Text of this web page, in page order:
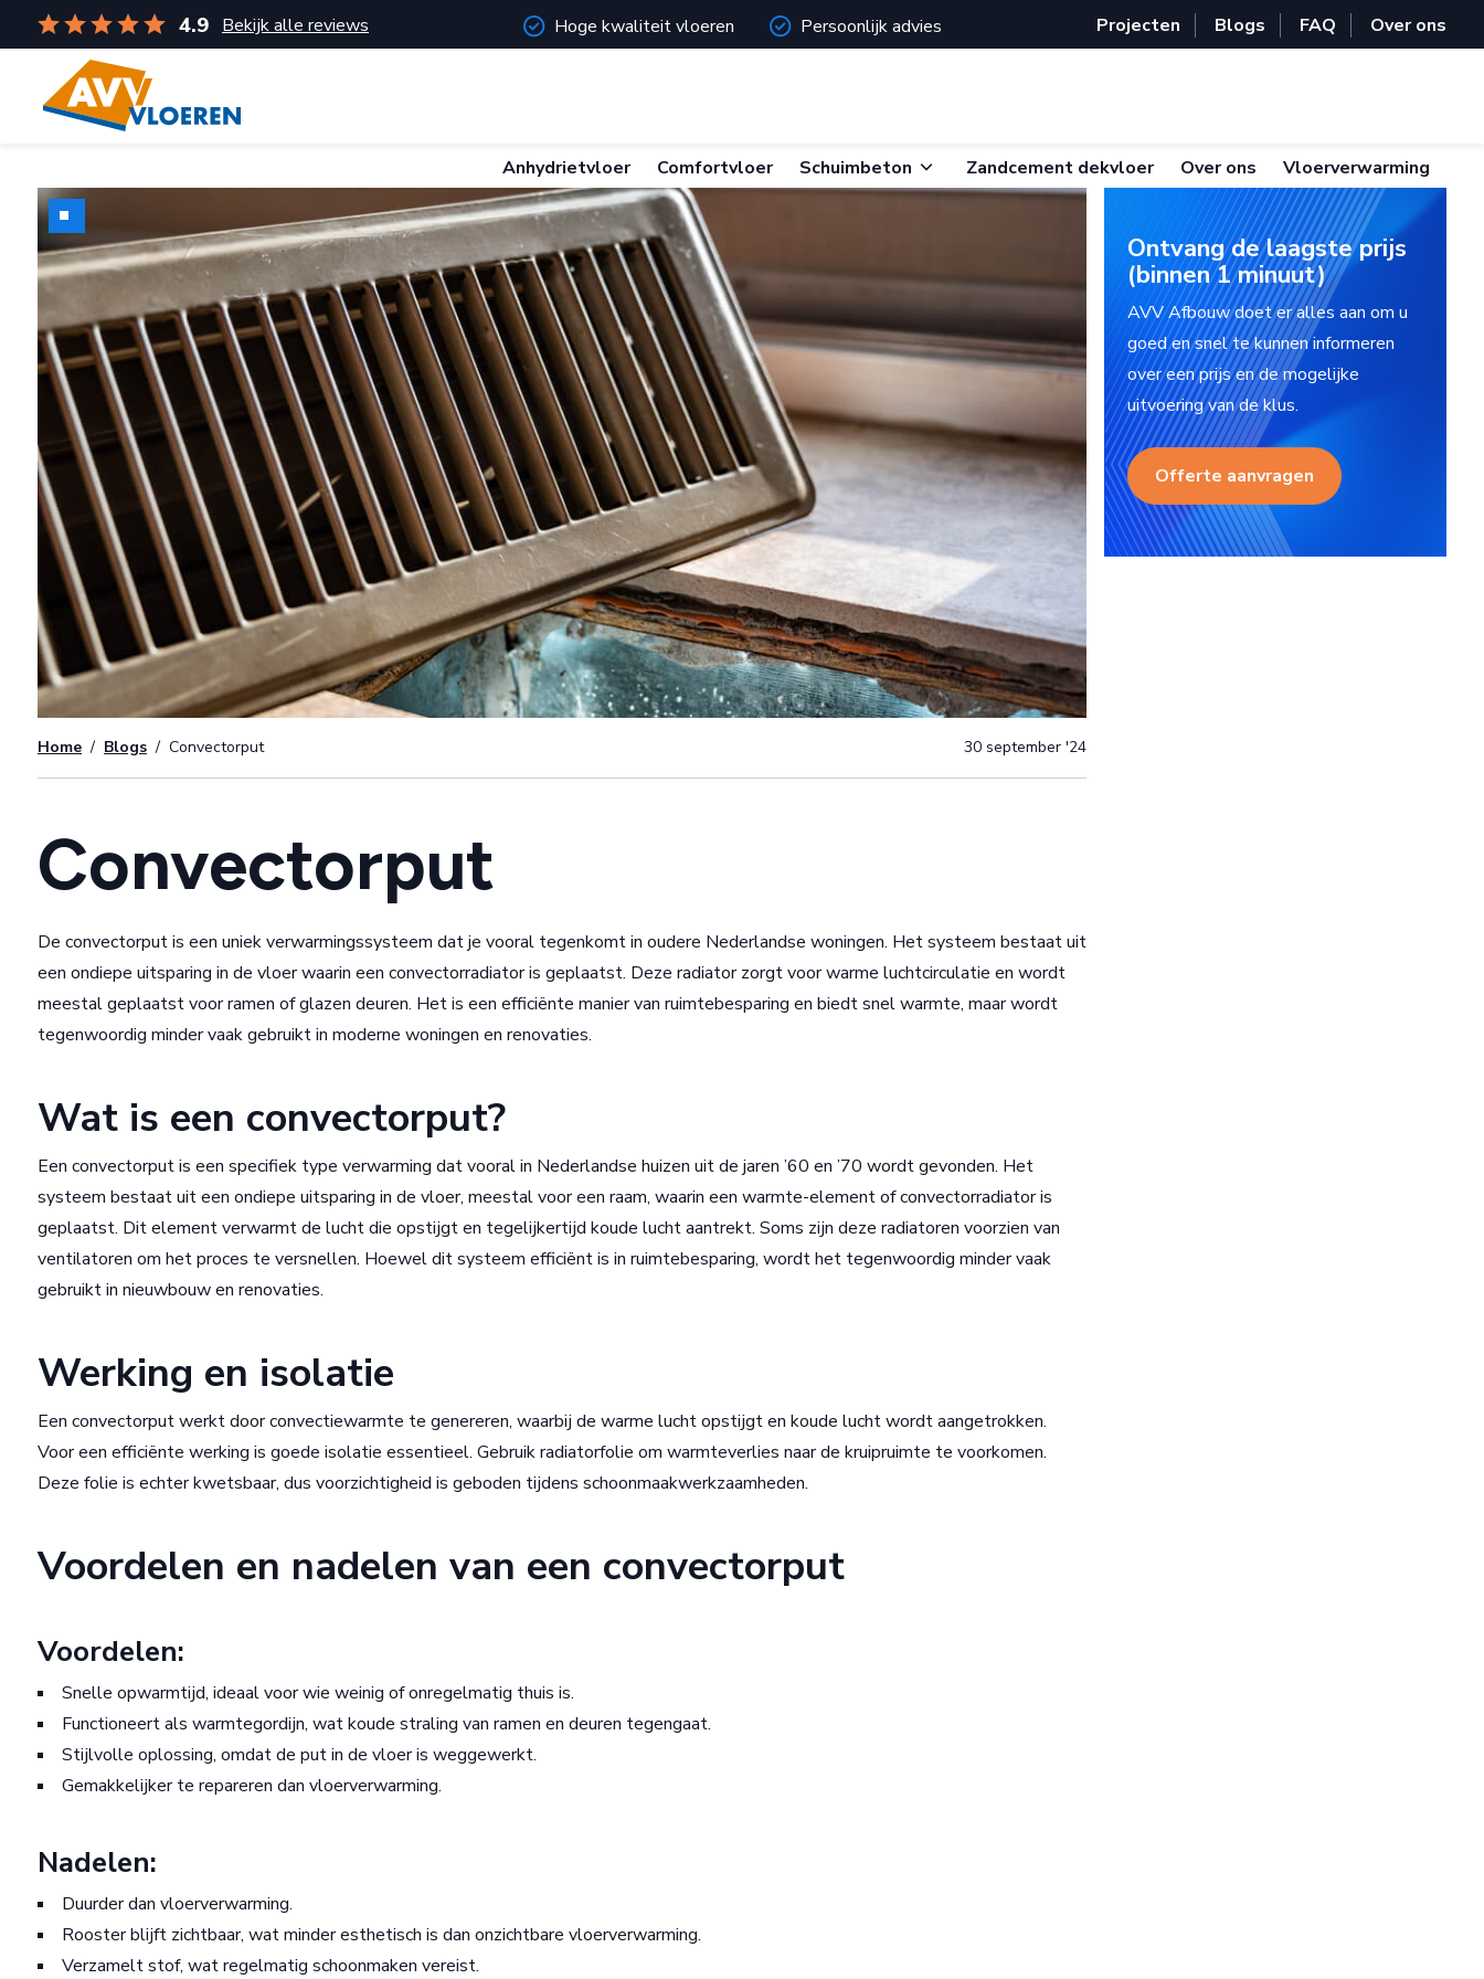
4.9 Bekijk alle reviews Hoge kwaliteit vloeren Persoonlijk advies Projecten Blogs FAQ Over ons
to
Anhydrietvloer Comfortvloer Schuimbeton Zandcement dekvloer Over ons Vloerverwarming
Home / Blogs / Convectorput 30 september '24
Convectorput
De convectorput is een uniek verwarmingssysteem dat je vooral tegenkomt in oudere Nederlandse woningen. Het systeem bestaat uit
een ondiepe uitsparing in de vloer waarin een convectorradiator is geplaatst. Deze radiator zorgt voor warme luchtcirculatie en wordt
meestal geplaatst voor ramen of glazen deuren. Het is een efficiënte manier van ruimtebesparing en biedt snel warmte, maar wordt
tegenwoordig minder vaak gebruikt in moderne woningen en renovaties.
Wat is een convectorput?
Een convectorput is een specifiek type verwarming dat vooral in Nederlandse huizen uit de jaren ’60 en ’70 wordt gevonden. Het
systeem bestaat uit een ondiepe uitsparing in de vloer, meestal voor een raam, waarin een warmte-element of convectorradiator is
geplaatst. Dit element verwarmt de lucht die opstijgt en tegelijkertijd koude lucht aantrekt. Soms zijn deze radiatoren voorzien van
ventilatoren om het proces te versnellen. Hoewel dit systeem efficiënt is in ruimtebesparing, wordt het tegenwoordig minder vaak
gebruikt in nieuwbouw en renovaties.
Werking en isolatie
Een convectorput werkt door convectiewarmte te genereren, waarbij de warme lucht opstijgt en koude lucht wordt aangetrokken.
Voor een efficiënte werking is goede isolatie essentieel. Gebruik radiatorfolie om warmteverlies naar de kruipruimte te voorkomen.
Deze folie is echter kwetsbaar, dus voorzichtigheid is geboden tijdens schoonmaakwerkzaamheden.
Voordelen en nadelen van een convectorput
Voordelen:
Snelle opwarmtijd, ideaal voor wie weinig of onregelmatig thuis is.
Functioneert als warmtegordijn, wat koude straling van ramen en deuren tegengaat.
Stijlvolle oplossing, omdat de put in de vloer is weggewerkt.
Gemakkelijker te repareren dan vloerverwarming.
Nadelen:
Duurder dan vloerverwarming.
Rooster blijft zichtbaar, wat minder esthetisch is dan onzichtbare vloerverwarming.
Verzamelt stof, wat regelmatig schoonmaken vereist.
Ontvang de laagste prijs
(binnen 1 minuut)
AVV Afbouw doet er alles aan om u
goed en snel te kunnen informeren
over een prijs en de mogelijke
uitvoering van de klus.
Offerte aanvragen